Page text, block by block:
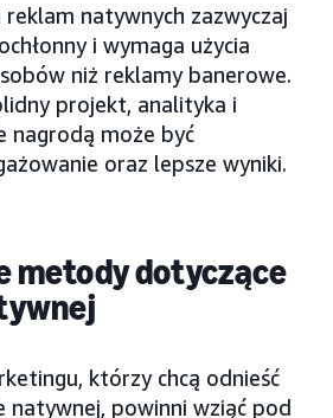
natywnych zazwyczaj
i wymaga użycia
niż reklamy banerowe.
projekt, analityka i
nagrodą może być
oraz lepsze wyniki.
metody dotyczące
którzy chcą odnieść
natywnej, powinni wziąć pod